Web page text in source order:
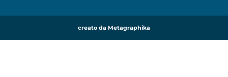
creato da Metagraphika